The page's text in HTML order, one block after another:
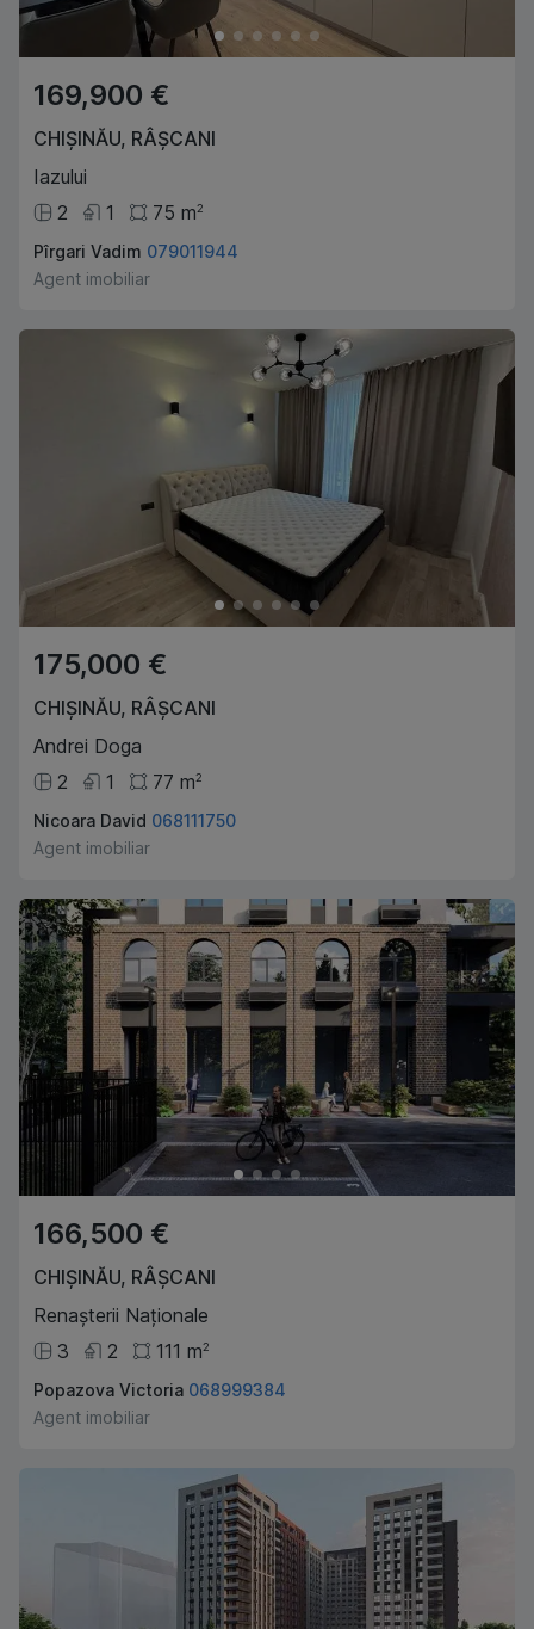
169,900 €
CHIȘINĂU, RÂȘCANI
Iazului
2
1 75 m2
Pîrgari Vadim 079011944
Agent imobiliar
175,000 €
CHIȘINĂU, RÂȘCANI
Andrei Doga
2
1 77 m2
Nicoara David 068111750
Agent imobiliar
166,500 €
CHIȘINĂU, RÂȘCANI
Renașterii Naționale
3
2 111 m2
Popazova Victoria 068999384
Agent imobiliar